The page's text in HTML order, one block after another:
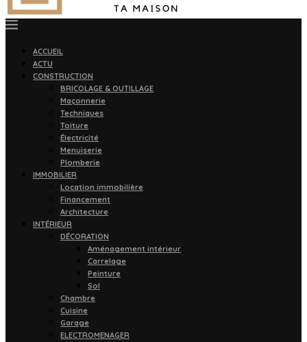
ACCUEIL
ACTU
CONSTRUCTION
BRICOLAGE & OUTILLAGE
Maçonnerie
Techniques
Toiture
Électricité
Menuiserie
Plomberie
IMMOBILIER
Location immobilière
Financement
Architecture
INTÉRIEUR
DÉCORATION
Aménagement intérieur
Carrelage
Peinture
Sol
Chambre
Cuisine
Garage
ELECTROMENAGER